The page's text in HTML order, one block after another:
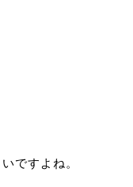
ですよね。